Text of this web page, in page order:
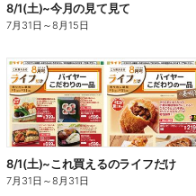
8/1(土)~今月の見て見て
7月31日 ～8月15日
8/1(土)~これ買えるのライフだけ
7月31日 ～8月31日